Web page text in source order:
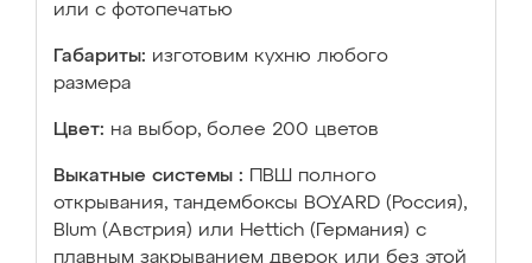
или с фотопечатью
Габариты: изготовим кухню любого
размера
Цвет: на выбор, более 200 цветов
Выкатные системы :
ПВШ полного
открывания, тандембоксы BOYARD (Россия),
Blum (Австрия) или Hettich (Германия) с
плавным закрыванием дверок или без этой